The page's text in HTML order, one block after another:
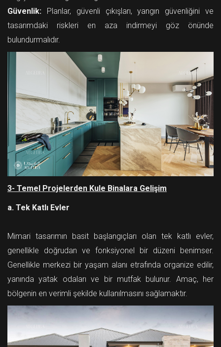
Güvenlik:
Planlar, güvenli çıkışları, yangın güvenliğini ve
tasarımdaki riskleri en aza indirmeyi göz önünde
bulundurmalıdır.
3- Temel Projelerden Kule Binalara Gelişim
a. Tek Katlı Evler
Mimari tasarımın basit başlangıçları olan tek katlı evler,
genellikle doğrudan ve fonksiyonel bir düzeni benimser.
Genellikle merkezi bir yaşam alanı etrafında organize edilir,
yanında yatak odaları ve bir mutfak bulunur. Amaç, her
bölgenin en verimli şekilde kullanılmasını sağlamaktır.